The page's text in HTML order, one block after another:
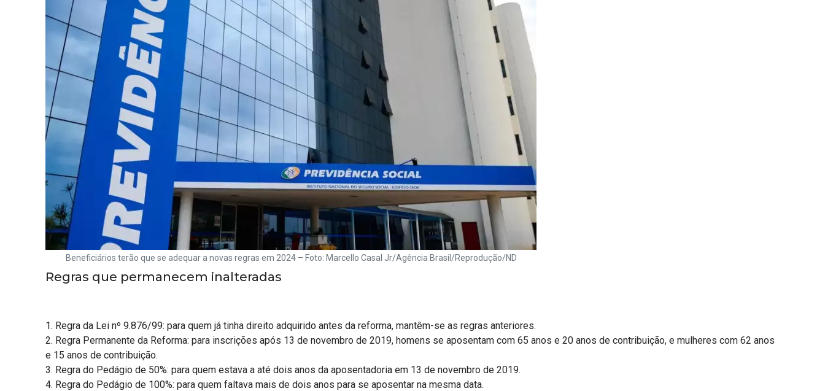
Beneficiários terão que se adequar a novas regras em 2024 – Foto: Marcello Casal Jr/Agência Brasil/Reprodução/ND
Regras que permanecem inalteradas
1. Regra da Lei nº 9.876/99: para quem já tinha direito adquirido antes da reforma, mantêm-se as regras anteriores.
2. Regra Permanente da Reforma: para inscrições após 13 de novembro de 2019, homens se aposentam com 65 anos e 20 anos de contribuição, e mulheres com 62 anos
e 15 anos de contribuição.
3. Regra do Pedágio de 50%: para quem estava a até dois anos da aposentadoria em 13 de novembro de 2019.
4. Regra do Pedágio de 100%: para quem faltava mais de dois anos para se aposentar na mesma data.